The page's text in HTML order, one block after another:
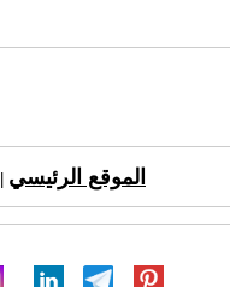
الموقع الرئيسي